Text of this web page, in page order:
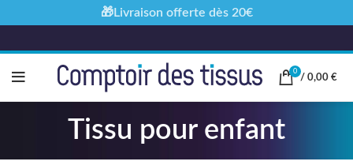
0
/ 0,00 €
Tissu pour enfant
🎁Livraison offerte dès 20€